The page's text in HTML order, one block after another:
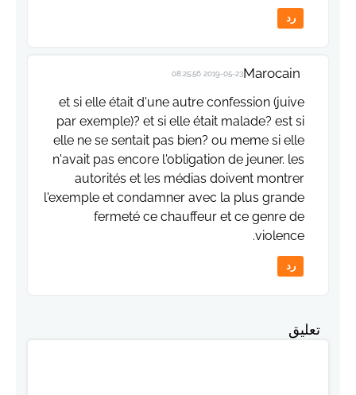
رد
Marocain
2019-05-23 08:25:56
et si elle était d'une autre confession (juive
par exemple)? et si elle était malade? est si
elle ne se sentait pas bien? ou meme si elle
n'avait pas encore l'obligation de jeuner. les
autorités et les médias doivent montrer
l'exemple et condamner avec la plus grande
fermeté ce chauffeur et ce genre de
violence.
رد
تعليق